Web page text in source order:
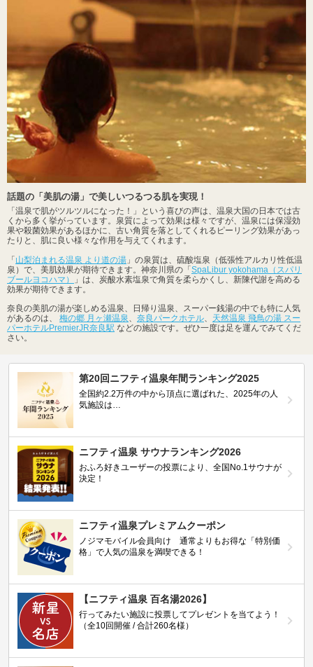
話題の「美肌の湯」で美しいつるつる肌を実現！
「温泉で肌がツルツルになった！」という喜びの声は、温泉大国の日本では古
くから多く挙がっています。泉質によって効果は様々ですが、温泉には保湿効
果や殺菌効果があるほかに、古い角質を落としてくれるピーリング効果があっ
たりと、肌に良い様々な作用を与えてくれます。
「山梨泊まれる温泉 より道の湯 」の泉質は、硫酸塩泉（低張性アルカリ性低温
泉）で、美肌効果が期待できます。神奈川県の「SpaLibur yokohama（スパリ
ブールヨコハマ）
」は、炭酸水素塩泉で角質を柔らかくし、新陳代謝を高める
効果が期待できます。
奈良の美肌の湯が楽しめる温泉、日帰り温泉、スーパー銭湯の中でも特に人気
があるのは、 梅の郷 月ヶ瀬温泉 奈良パークホテル
天然温泉 飛鳥の湯 スー
パーホテルPremierJR奈良駅 などの施設です。ぜひ一度は足を運んでみてくだ
さい。
第20回ニフティ温泉年間ランキング2025
全国約2.2万件の中から頂点に選ばれた、2025年の人
気施設は…
ニフティ温泉 サウナランキング2026
おふろ好きユーザーの投票により、全国No.1サウナが
決定！
ニフティ温泉プレミアムクーポン
ノジマモバイル会員向け 通常よりもお得な「特別価
格」で人気の温泉を満喫できる！
【ニフティ温泉 百名湯2026】
行ってみたい施設に投票してプレゼントを当てよう！
（全10回開催 / 合計260名様）